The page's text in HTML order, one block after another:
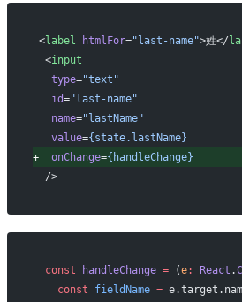
<label htmlFor="last-name">姓</
<input
  type
="text"
  id
="last-name"
  name
="lastName"
  value
={state.lastName}
+
  onChange
={handleChange}
/>
const handleChange = (e: React .
   const
fieldName =